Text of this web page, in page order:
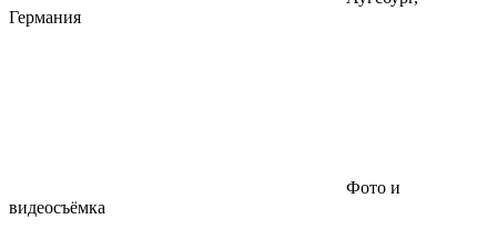
Германия
Фото и
видеосъёмка